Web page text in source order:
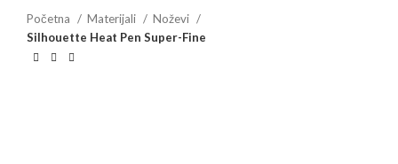
Početna Materijali
Noževi
Silhouette Heat Pen Super-Fine